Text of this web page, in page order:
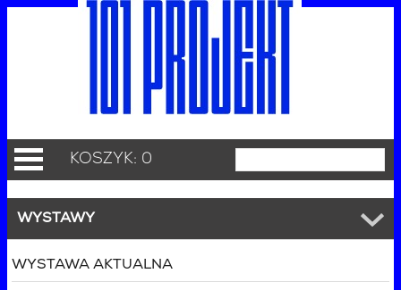
KOSZYK: 0
WYSTAWY
WYSTAWA AKTUALNA